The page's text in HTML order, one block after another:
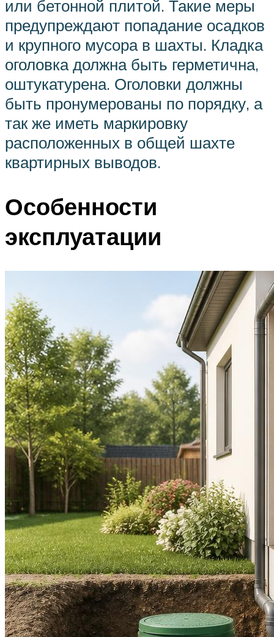
или бетонной плитой. Такие меры
предупреждают попадание осадков
и крупного мусора в шахты. Кладка
оголовка должна быть герметична,
оштукатурена. Оголовки должны
быть пронумерованы по порядку, а
так же иметь маркировку
расположенных в общей шахте
квартирных выводов.
Особенности
эксплуатации